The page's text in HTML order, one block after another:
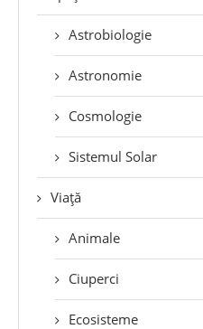
Astrobiologie
Astronomie
Cosmologie
Sistemul Solar
Viață
Animale
Ciuperci
Ecosisteme